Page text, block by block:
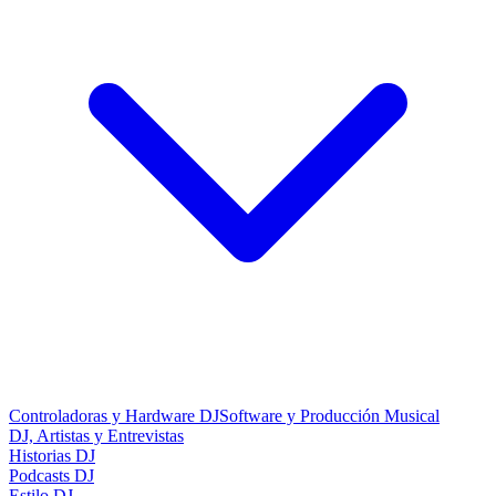
Controladoras y Hardware DJSoftware y Producción Musical
DJ, Artistas y Entrevistas
Historias DJ
Podcasts DJ